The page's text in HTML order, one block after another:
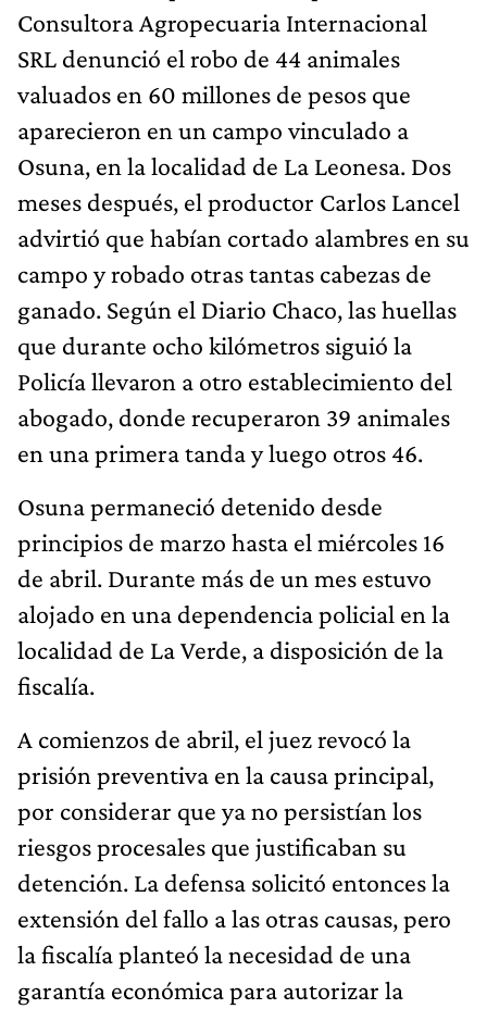
Consultora Agropecuaria Internacional
SRL denunció el robo de 44 animales
valuados en 60 millones de pesos que
aparecieron en un campo vinculado a
Osuna, en la localidad de La Leonesa. Dos
meses después, el productor Carlos Lancel
advirtió que habían cortado alambres en su
campo y robado otras tantas cabezas de
ganado. Según el Diario Chaco, las huellas
que durante ocho kilómetros siguió la
Policía llevaron a otro establecimiento del
abogado, donde recuperaron 39 animales
en una primera tanda y luego otros 46.
Osuna permaneció detenido desde
principios de marzo hasta el miércoles 16
de abril. Durante más de un mes estuvo
alojado en una dependencia policial en la
localidad de La Verde, a disposición de la
fiscalía.
A comienzos de abril, el juez revocó la
prisión preventiva en la causa principal,
por considerar que ya no persistían los
riesgos procesales que justificaban su
detención. La defensa solicitó entonces la
extensión del fallo a las otras causas, pero
la fiscalía planteó la necesidad de una
garantía económica para autorizar la